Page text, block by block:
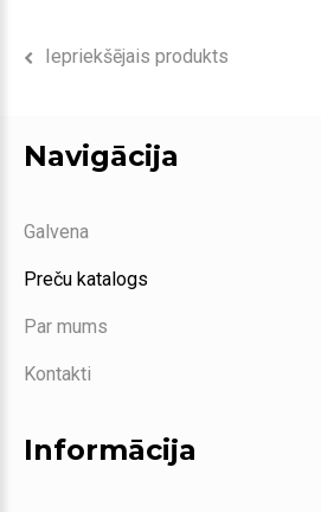
Iepriekšējais produkts
Navigācija
Galvena
Preču katalogs
Par mums
Kontakti
Informācija